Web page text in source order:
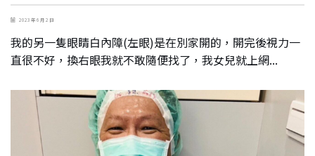
2023 年 6 月 2 日
我的另一隻眼睛白內障(左眼)是在別家開的，開完後視力一
直很不好，換右眼我就不敢隨便找了，我女兒就上網...